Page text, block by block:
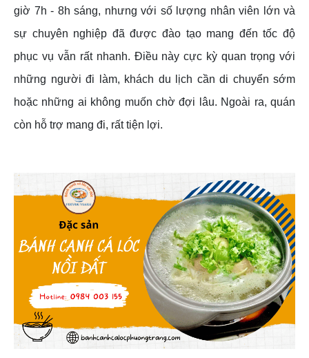
giờ 7h - 8h sáng, nhưng với số lượng nhân viên lớn và
sự chuyên nghiệp đã được đào tạo mang đến tốc độ
phục vụ vẫn rất nhanh. Điều này cực kỳ quan trọng với
những người đi làm, khách du lịch cần di chuyển sớm
hoặc những ai không muốn chờ đợi lâu. Ngoài ra, quán
còn hỗ trợ mang đi, rất tiện lợi.